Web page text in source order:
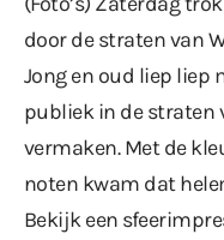
door de straten van
Jong en oud liep liep
publiek in de straten
vermaken. Met de
noten kwam dat
Bekijk een